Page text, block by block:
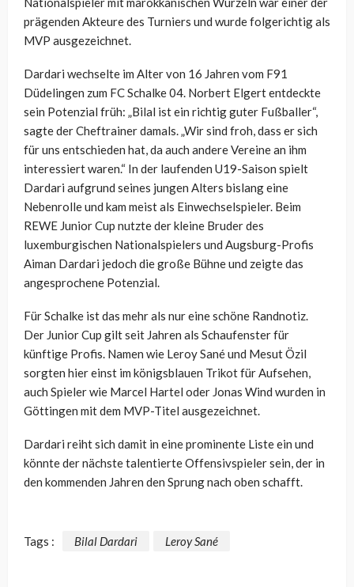
prägenden Akteure des Turniers und wurde folgerichtig als
MVP ausgezeichnet.
Dardari wechselte im Alter von 16 Jahren vom F91
Düdelingen zum FC Schalke 04. Norbert Elgert entdeckte
sein Potenzial früh: „Bilal ist ein richtig guter Fußballer“,
sagte der Cheftrainer damals. „Wir sind froh, dass er sich
für uns entschieden hat, da auch andere Vereine an ihm
interessiert waren.“ In der laufenden U19-Saison spielt
Dardari aufgrund seines jungen Alters bislang eine
Nebenrolle und kam meist als Einwechselspieler. Beim
REWE Junior Cup nutzte der kleine Bruder des
luxemburgischen Nationalspielers und Augsburg-Profis
Aiman Dardari jedoch die große Bühne und zeigte das
angesprochene Potenzial.
Für Schalke ist das mehr als nur eine schöne Randnotiz.
Der Junior Cup gilt seit Jahren als Schaufenster für
künftige Profis. Namen wie Leroy Sané und Mesut Özil
sorgten hier einst im königsblauen Trikot für Aufsehen,
auch Spieler wie Marcel Hartel oder Jonas Wind wurden in
Göttingen mit dem MVP-Titel ausgezeichnet.
Dardari reiht sich damit in eine prominente Liste ein und
könnte der nächste talentierte Offensivspieler sein, der in
den kommenden Jahren den Sprung nach oben schafft.
Tags : Bilal Dardari Leroy Sané